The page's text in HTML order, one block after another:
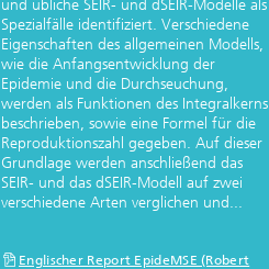
und übliche SEIR- und dSEIR-Modelle als
Spezialfälle identifiziert. Verschiedene
Eigenschaften des allgemeinen Modells,
wie die Anfangsentwicklung der
Epidemie und die Durchseuchung,
werden als Funktionen des Integralkerns
beschrieben, sowie eine Formel für die
Reproduktionszahl gegeben. Auf dieser
Grundlage werden anschließend das
SEIR- und das dSEIR-Modell auf zwei
verschiedene Arten verglichen und...
Englischer Report EpideMSE (Robert